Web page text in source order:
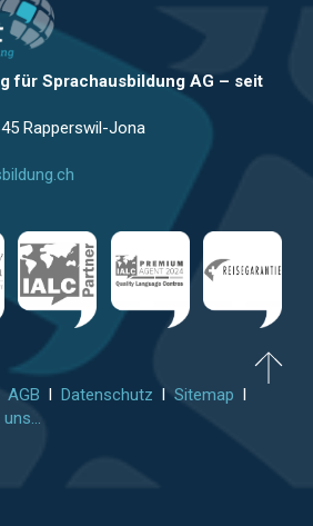
für Sprachausbildung AG – seit
Rapperswil-Jona
AGB l Datenschutz l Sitemap l